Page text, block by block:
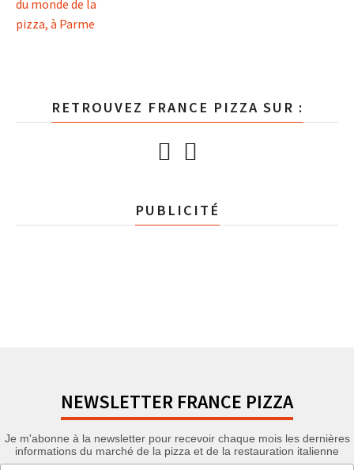
RETROUVEZ FRANCE PIZZA SUR :
PUBLICITÉ
NEWSLETTER FRANCE PIZZA
Je m'abonne à la newsletter pour recevoir chaque mois les dernières
informations du marché de la pizza et de la restauration italienne